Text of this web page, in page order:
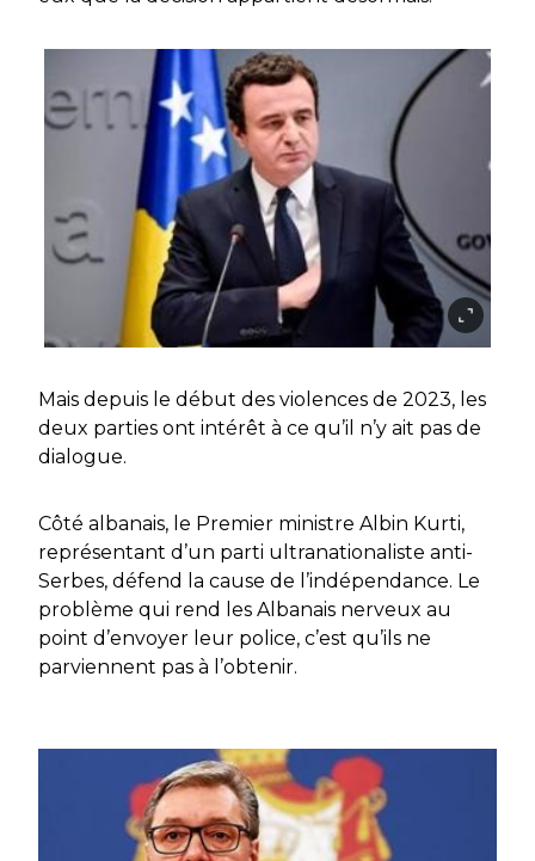
Mais depuis le début des violences de 2023, les
deux parties ont intérêt à ce qu’il n’y ait pas de
dialogue.
Côté albanais, le Premier ministre Albin Kurti,
représentant d’un parti ultranationaliste anti-
Serbes, défend la cause de l’indépendance. Le
problème qui rend les Albanais nerveux au
point d’envoyer leur police, c’est qu’ils ne
parviennent pas à l’obtenir.